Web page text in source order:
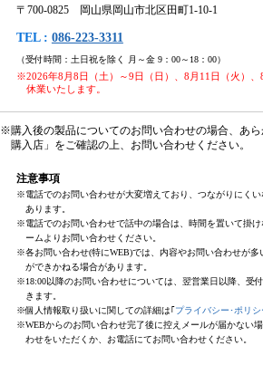
〒700-0825 岡山県岡山市北区田町1-10-1
TEL : 086-223-3311
（受付時間：土日祝を除く 月～金 9：00～18：00）
※2026年8月8日（土）～9日（日）、8月11日（火）
休業いたします。
※購入後の製品についてのお問い合わせの場合、あら
購入店」をご確認の上、お問い合わせください。
注意事項
※電話でのお問い合わせが大変増えており、つながりにく
あります。
※電話でのお問い合わせで話中の場合は、時間を置いて掛
ームよりお問い合わせください。
※各お問い合わせ(特にWEB)では、内容やお問い合わせが多
ができかねる場合があります。
※18:00以降のお問い合わせについては、翌営業日以降、受
きます。
※個人情報取り扱いに関しての詳細は｢プライバシー･ポリシ
※WEBからのお問い合わせ完了後に控えメールが届かない
わせをいただくか、お電話にてお問い合わせください。